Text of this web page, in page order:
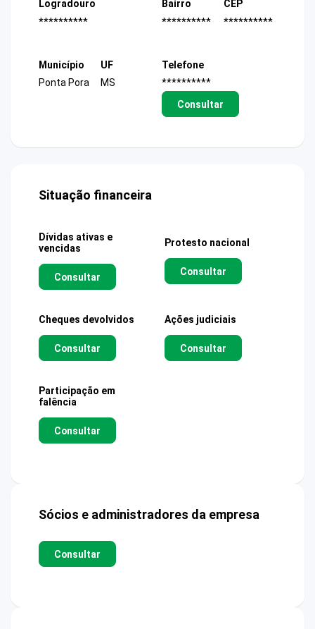
Logradouro
**********
Bairro
**********
CEP
**********
Município
Ponta Pora
UF
MS
Telefone
**********
Consultar
Situação financeira
Dívidas ativas e
vencidas
Consultar
Protesto nacional
Consultar
Cheques devolvidos
Consultar
Ações judiciais
Consultar
Participação em
falência
Consultar
Sócios e administradores da empresa
Consultar